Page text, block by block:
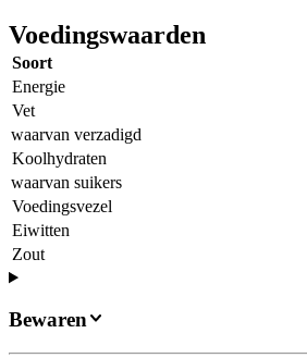
Voedingswaarden
Soort
Energie
Vet
waarvan verzadigd
Koolhydraten
waarvan suikers
Voedingsvezel
Eiwitten
Zout
Bewaren